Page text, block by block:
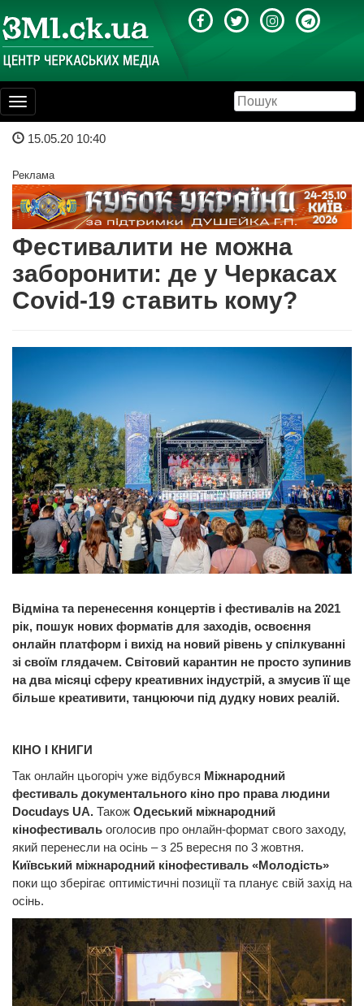
Toggle
navigation
15.05.20 10:40
Реклама
Фестивалити не можна
заборонити: де у Черкасах
Сovid-19 cтавить кому?
Відміна та перенесення концертів і фестивалів на 2021
рік, пошук нових форматів для заходів, освоєння
онлайн платформ і вихід на новий рівень у спілкуванні
зі своїм глядачем. Світовий карантин не просто зупинив
на два місяці сферу креативних індустрій, а змусив її ще
більше креативити, танцюючи під дудку нових реалій.
КІНО І КНИГИ
Так онлайн цьогоріч уже відбувся Міжнародний
фестиваль документального кіно про права людини
Docudays UA. Також Одеський міжнародний
кінофестиваль оголосив про онлайн-формат свого заходу,
який перенесли на осінь – з 25 вересня по 3 жовтня.
Київський міжнародний кінофестиваль «Молодість»
поки що зберігає оптимістичні позиції та планує свій захід на
осінь.